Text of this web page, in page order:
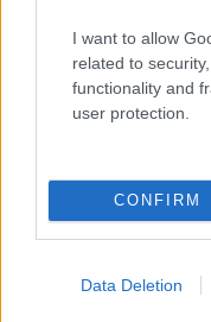
I want to allow
related to
functionality and
user protection.
CONFIRM
Data Deletion
διαφώνησαμε το
γιατί
κυβέρνησης στη
πολιτών»,
Στρέφοντας τα
Ανδρουλάκη και